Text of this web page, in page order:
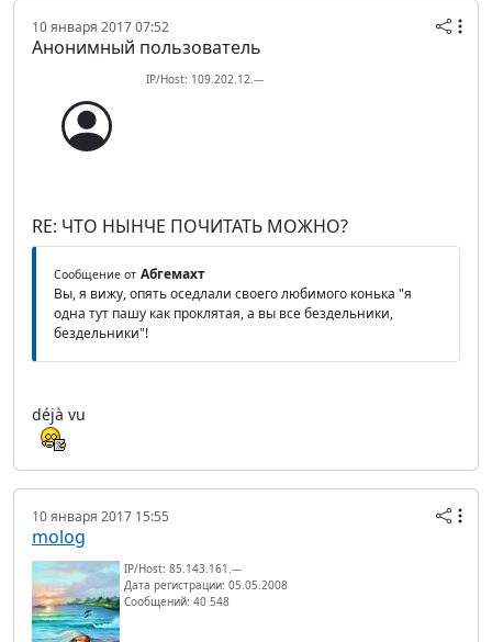
10 января 2017 07:52
Анонимный пользователь
IP/Host: 109.202.12.---
RE: ЧТО НЫНЧЕ ПОЧИТАТЬ МОЖНО?
Сообщение от Абгемахт
Вы, я вижу, опять оседлали своего любимого конька "я
одна тут пашу как проклятая, а вы все бездельники,
бездельники"!
déjà vu
10 января 2017 15:55
molog
IP/Host: 85.143.161.---
Дата регистрации: 05.05.2008
Сообщений: 40 548